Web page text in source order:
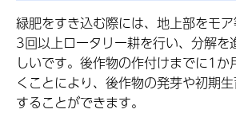
緑肥をすき込む際には、地上部をモア
3回以上ロータリー耕を行い、分解を
しいです。後作物の作付けまでに1か
くことにより、後作物の発芽や初期
することができます。